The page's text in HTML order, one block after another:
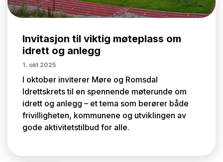
Invitasjon til viktig møteplass om
idrett og anlegg
1. okt 2025
I oktober inviterer Møre og Romsdal
Idrettskrets til en spennende møterunde om
idrett og anlegg – et tema som berører både
frivilligheten, kommunene og utviklingen av
gode aktivitetstilbud for alle.